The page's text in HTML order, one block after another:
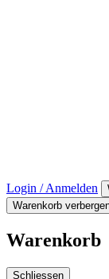
Login / Anmelden
Warenkorb
Warenkorb
Schliessen